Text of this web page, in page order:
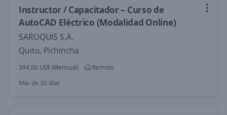
Instructor / Capacitador – Curso de
AutoCAD Eléctrico (Modalidad Online)
SAROQUIS S.A.
Quito, Pichincha
394,00 US$ (Mensual)
Remoto
Más de 30 días